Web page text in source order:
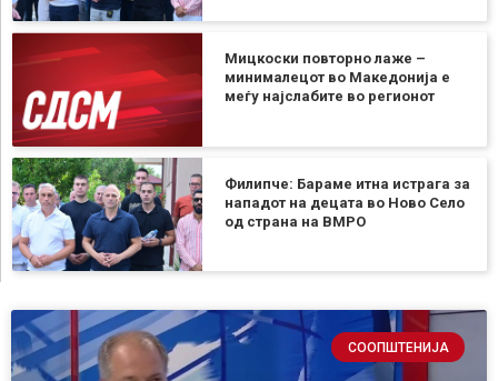
Мицкоски повторно лаже –
минималецот во Македонија е
меѓу најслабите во регионот
Филипче: Бараме итна истрага за
нападот на децата во Ново Село
од страна на ВМРО
СООПШТЕНИЈА